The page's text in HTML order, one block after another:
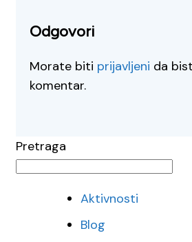
Odgovori
Morate biti prijavljeni da
komentar.
Pretraga
Aktivnosti
Blog